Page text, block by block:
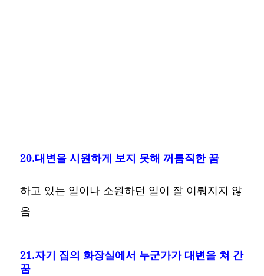
20.대변을 시원하게 보지 못해 꺼름직한 꿈
하고 있는 일이나 소원하던 일이 잘 이뤄지지 않
음
21.자기 집의 화장실에서 누군가가 대변을 쳐 간
꿈